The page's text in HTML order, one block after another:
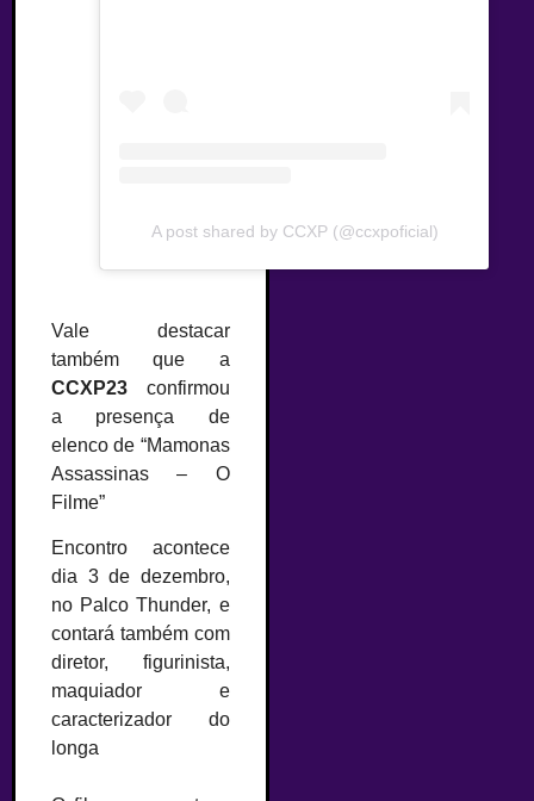
A post shared by CCXP (@ccxpoficial)
Vale destacar
também que a
CCXP23 confirmou
a presença de
elenco de “Mamonas
Assassinas – O
Filme”
Encontro acontece
dia 3 de dezembro,
no Palco Thunder, e
contará também com
diretor, figurinista,
maquiador e
caracterizador do
longa